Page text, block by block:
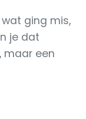
ging mis,
je dat
maar een